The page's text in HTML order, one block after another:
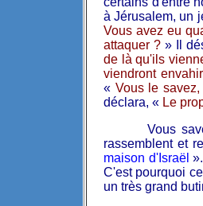
à Jérusalem, un
Vous avez eu
attaquer ? » Il
de là qu'ils
viendront
« Vous le
déclara, « Le
Vous
rassemblent et
maison d'Israël
C'est pourquoi
un très grand